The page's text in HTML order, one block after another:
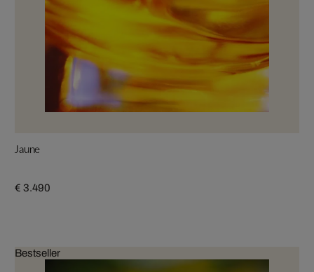
Jaune
€ 3.490
Bestseller